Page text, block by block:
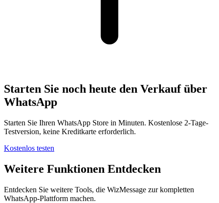
Starten Sie noch heute den Verkauf über
WhatsApp
Starten Sie Ihren WhatsApp Store in Minuten. Kostenlose 2-Tage-
Testversion, keine Kreditkarte erforderlich.
Kostenlos testen
Weitere Funktionen Entdecken
Entdecken Sie weitere Tools, die WizMessage zur kompletten
WhatsApp-Plattform machen.